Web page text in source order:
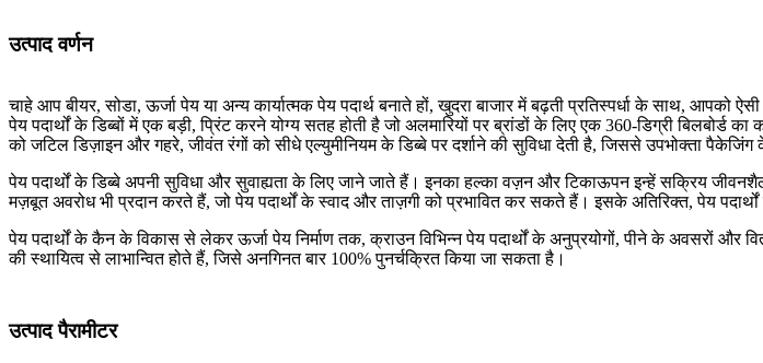
उत्पाद वर्णन
चाहे आप बीयर, सोडा, ऊर्जा पेय या अन्य कार्यात्मक पेय पदार्थ बनाते हों, खुदरा बाजार में बढ़ती प्रतिस्पर्धा के साथ,
पेय पदार्थों के डिब्बों में एक बड़ी, प्रिंट करने योग्य सतह होती है जो अलमारियों पर ब्रांडों के लिए एक 360-डिग्री
को जटिल डिज़ाइन और गहरे, जीवंत रंगों को सीधे एल्युमीनियम के डिब्बे पर दर्शाने की सुविधा देती है, जिससे उपभोक्ता
पेय पदार्थों के डिब्बे अपनी सुविधा और सुवाह्यता के लिए जाने जाते हैं। इनका हल्का वज़न और टिकाऊपन इन्हें सक्रिय
मज़बूत अवरोध भी प्रदान करते हैं, जो पेय पदार्थों के स्वाद और ताज़गी को प्रभावित कर सकते हैं। इसके अतिरिक्त, पेय
पेय पदार्थों के कैन के विकास से लेकर ऊर्जा पेय निर्माण तक, क्राउन विभिन्न पेय पदार्थों के अनुप्रयोगों, पीने के अवसरों
की स्थायित्व से लाभान्वित होते हैं, जिसे अनगिनत बार 100% पुनर्चक्रित किया जा सकता है।
उत्पाद पैरामीटर